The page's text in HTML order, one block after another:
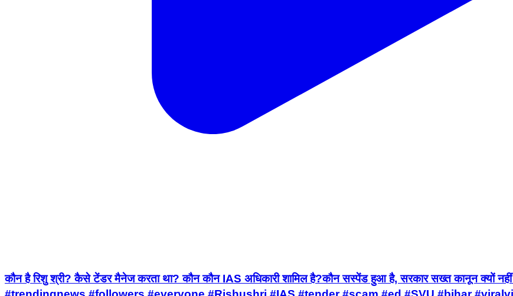
कौन है रिशु श्री? कैसे टेंडर मैनेज करता था? कौन कौन IAS अधिकारी शामिल है?कौन सस्पेंड हुआ है, सरकार सख्त कानून